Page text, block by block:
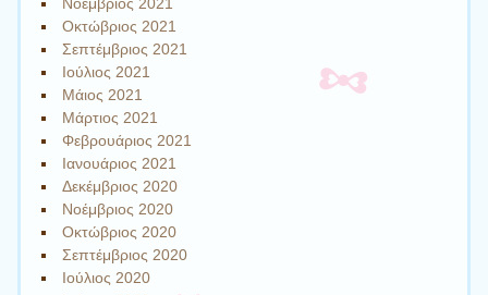
Οκτώβριος 2021
Σεπτέμβριος 2021
Ιούλιος 2021
Μάιος 2021
Μάρτιος 2021
Φεβρουάριος 2021
Ιανουάριος 2021
Δεκέμβριος 2020
Νοέμβριος 2020
Οκτώβριος 2020
Σεπτέμβριος 2020
Ιούλιος 2020